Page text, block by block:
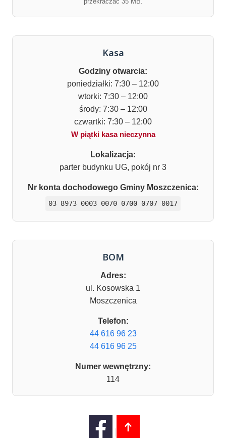
Kasa
Godziny otwarcia:
poniedziałki: 7:30 – 12:00
wtorki: 7:30 – 12:00
środy: 7:30 – 12:00
czwartki: 7:30 – 12:00
W piątki kasa nieczynna
Lokalizacja:
parter budynku UG, pokój nr 3
Nr konta dochodowego Gminy Moszczenica:
03 8973 0003 0070 0700 0707 0017
BOM
Adres:
ul. Kosowska 1
Moszczenica
Telefon:
44 616 96 23
44 616 96 25
Numer wewnętrzny:
114